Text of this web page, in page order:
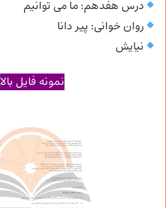
درس هفدهم: ما می توانیم
روان خوانی: پیر دانا
نیایش
نمونه فایل بالا